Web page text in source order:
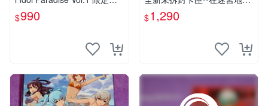
【台中大眾電玩】
$990
死去 (亞版日文版)
$1,290